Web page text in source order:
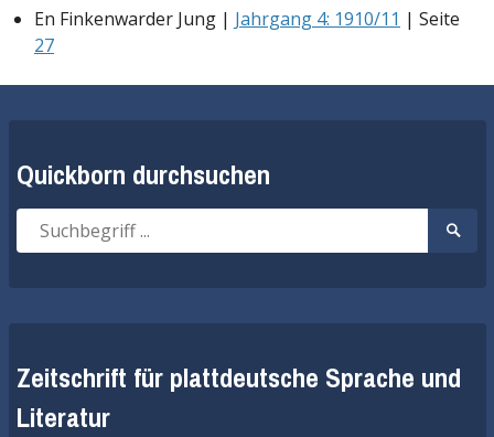
En Finkenwarder Jung | Jahrgang 4: 1910/11 | Seite
27
Quickborn durchsuchen
Suche
nach:
Suche
Zeitschrift für plattdeutsche Sprache und
Literatur